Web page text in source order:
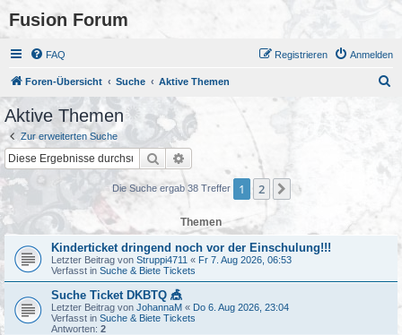
Fusion Forum
FAQ Anmelden
Registrieren
Foren-Übersicht Suche Aktive Themen
Aktive Themen
Zur erweiterten Suche
Suche Erweiterte Suche
Die Suche ergab 38 Treffer 1 2 Nächste
Themen
Kinderticket dringend noch vor der Einschulung!!!
Letzter Beitrag von Struppi4711 « Fr 7. Aug 2026, 06:53
Verfasst in Suche & Biete Tickets
Suche Ticket DKBTQ 🎪
Letzter Beitrag von JohannaM « Do 6. Aug 2026, 23:04
Verfasst in Suche & Biete Tickets
Antworten: 2